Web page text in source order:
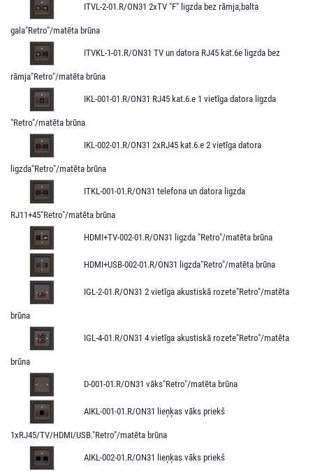
ITVL-2-01.R/ON31 2xTV "F" ligzda bez rāmja,balta
gala"Retro"/matēta brūna
ITVKL-1-01.R/ON31 TV un datora RJ45 kat.6e ligzda bez
rāmja"Retro"/matēta brūna
IKL-001-01.R/ON31 RJ45 kat.6.e 1 vietīga datora ligzda
"Retro"/matēta brūna
IKL-002-01.R/ON31 2xRJ45 kat.6.e 2 vietīga datora
ligzda"Retro"/matēta brūna
ITKL-001-01.R/ON31 telefona un datora ligzda
RJ11+45"Retro"/matēta brūna
HDMI+TV-002-01.R/ON31 ligzda "Retro"/matēta brūna
HDMI+USB-002-01.R/ON31 ligzda"Retro"/matēta brūna
IGL-2-01.R/ON31 2 vietīga akustiskā rozete"Retro"/matēta
brūna
IGL-4-01.R/ON31 4 vietīga akustiskā rozete"Retro"/matēta
brūna
D-001-01.R/ON31 vāks"Retro"/matēta brūna
AIKL-001-01.R/ON31 lieņķas vāks priekš
1xRJ45/TV/HDMI/USB."Retro"/matēta brūna
AIKL-002-01.R/ON31 lieņķas vāks priekš